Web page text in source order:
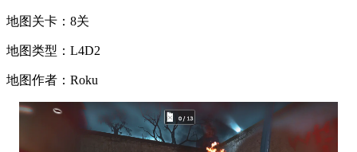
地图关卡：8关
地图类型：L4D2
地图作者：Roku